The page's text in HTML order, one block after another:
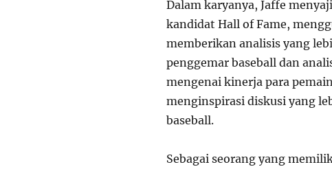
Dalam karyanya, Jaffe
kandidat Hall of Fame,
memberikan analisis yang
penggemar baseball dan
mengenai kinerja para
menginspirasi diskusi yang
baseball.
Sebagai seorang yang